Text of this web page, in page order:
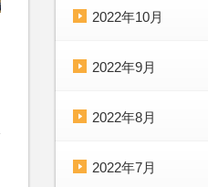
2022年10月
2022年9月
2022年8月
2022年7月